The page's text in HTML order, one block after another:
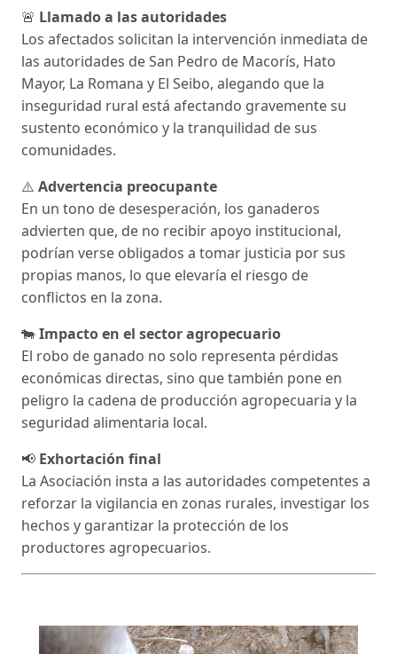
🚨 Llamado a las autoridades
Los afectados solicitan la intervención inmediata de
las autoridades de San Pedro de Macorís, Hato
Mayor, La Romana y El Seibo, alegando que la
inseguridad rural está afectando gravemente su
sustento económico y la tranquilidad de sus
comunidades.
⚠️ Advertencia preocupante
En un tono de desesperación, los ganaderos
advierten que, de no recibir apoyo institucional,
podrían verse obligados a tomar justicia por sus
propias manos, lo que elevaría el riesgo de
conflictos en la zona.
🐄Impacto en el sector agropecuario
El robo de ganado no solo representa pérdidas
económicas directas, sino que también pone en
peligro la cadena de producción agropecuaria y la
seguridad alimentaria local.
📢 Exhortación final
La Asociación insta a las autoridades competentes a
reforzar la vigilancia en zonas rurales, investigar los
hechos y garantizar la protección de los
productores agropecuarios.